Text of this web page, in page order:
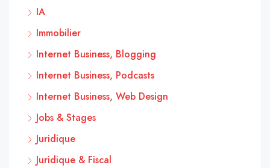
IA
Immobilier
Internet Business, Blogging
Internet Business, Podcasts
Internet Business, Web Design
Jobs & Stages
Juridique
Juridique & Fiscal